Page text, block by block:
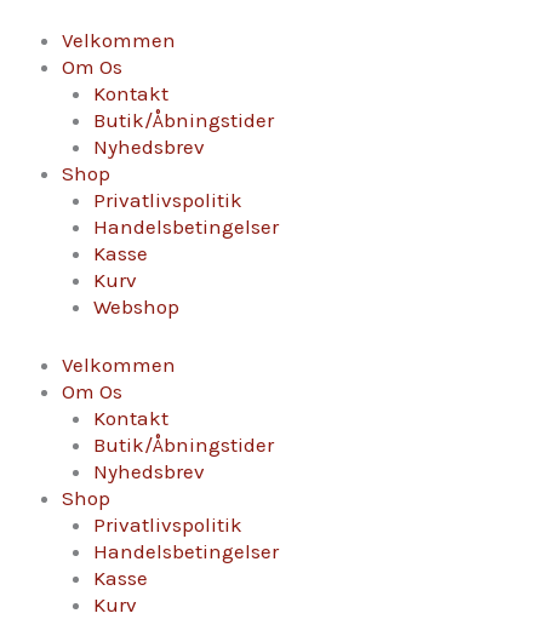
indholdet
Velkommen
Om Os
Kontakt
Butik/Åbningstider
Nyhedsbrev
Shop
Privatlivspolitik
Handelsbetingelser
Kasse
Kurv
Webshop
Velkommen
Om Os
Kontakt
Butik/Åbningstider
Nyhedsbrev
Shop
Privatlivspolitik
Handelsbetingelser
Kasse
Kurv
Picos,
Gregoriano